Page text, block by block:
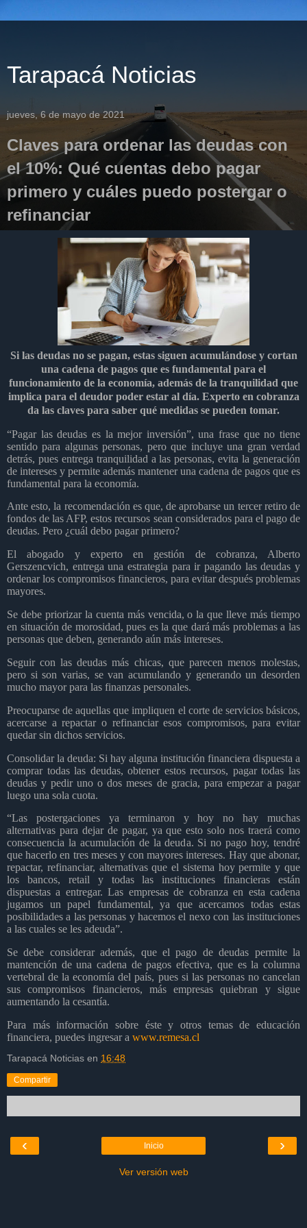
Tarapacá Noticias
jueves, 6 de mayo de 2021
Claves para ordenar las deudas con
el 10%: Qué cuentas debo pagar
primero y cuáles puedo postergar o
refinanciar
Si las deudas no se pagan, estas siguen acumulándose y cortan
una cadena de pagos que es fundamental para el
funcionamiento de la economía, además de la tranquilidad que
implica para el deudor poder estar al día. Experto en cobranza
da las claves para saber qué medidas se pueden tomar.
“Pagar las deudas es la mejor inversión”, una frase que no tiene
sentido para algunas personas, pero que incluye una gran verdad
detrás, pues entrega tranquilidad a las personas, evita la generación
de intereses y permite además mantener una cadena de pagos que es
fundamental para la economía.
Ante esto, la recomendación es que, de aprobarse un tercer retiro de
fondos de las AFP, estos recursos sean considerados para el pago de
deudas. Pero ¿cuál debo pagar primero?
El abogado y experto en gestión de cobranza, Alberto
Gerszencvich, entrega una estrategia para ir pagando las deudas y
ordenar los compromisos financieros, para evitar después problemas
mayores.
Se debe priorizar la cuenta más vencida, o la que lleve más tiempo
en situación de morosidad, pues es la que dará más problemas a las
personas que deben, generando aún más intereses.
Seguir con las deudas más chicas, que parecen menos molestas,
pero si son varias, se van acumulando y generando un desorden
mucho mayor para las finanzas personales.
Preocuparse de aquellas que impliquen el corte de servicios básicos,
acercarse a repactar o refinanciar esos compromisos, para evitar
quedar sin dichos servicios.
Consolidar la deuda: Si hay alguna institución financiera dispuesta a
comprar todas las deudas, obtener estos recursos, pagar todas las
deudas y pedir uno o dos meses de gracia, para empezar a pagar
luego una sola cuota.
“Las postergaciones ya terminaron y hoy no hay muchas
alternativas para dejar de pagar, ya que esto solo nos traerá como
consecuencia la acumulación de la deuda. Si no pago hoy, tendré
que hacerlo en tres meses y con mayores intereses. Hay que abonar,
repactar, refinanciar, alternativas que el sistema hoy permite y que
los bancos, retail y todas las instituciones financieras están
dispuestas a entregar. Las empresas de cobranza en esta cadena
jugamos un papel fundamental, ya que acercamos todas estas
posibilidades a las personas y hacemos el nexo con las instituciones
a las cuales se les adeuda”.
Se debe considerar además, que el pago de deudas permite la
mantención de una cadena de pagos efectiva, que es la columna
vertebral de la economía del país, pues si las personas no cancelan
sus compromisos financieros, más empresas quiebran y sigue
aumentando la cesantía.
Para más información sobre éste y otros temas de educación
financiera, puedes ingresar a www.remesa.cl
Tarapacá Noticias en 16:48
Compartir
‹ ›
Inicio
Ver versión web